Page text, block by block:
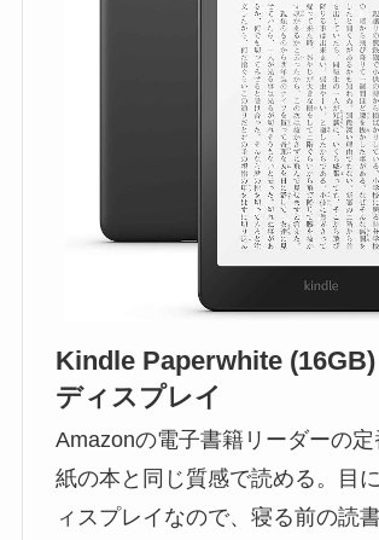
Kindle Paperwhite
ディスプレイ
Amazonの電子書籍リーダーの定
紙の本と同じ質感で読める。目
ィスプレイなので、寝る前の読書